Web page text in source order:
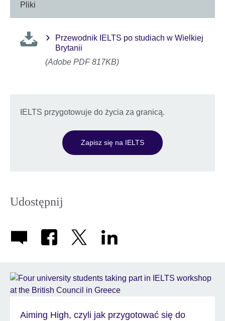
Pliki
Przewodnik IELTS po studiach w Wielkiej
Brytanii
(Adobe PDF 817KB)
IELTS przygotowuje do życia za granicą.
Zapisz się na IELTS
Udostępnij
Aiming High, czyli jak przygotować się do